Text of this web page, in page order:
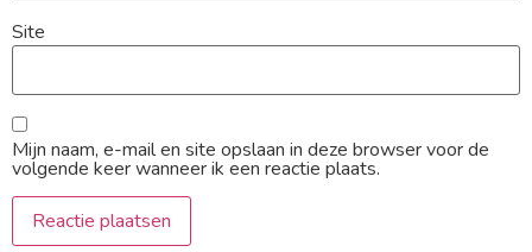
Site
Mijn naam, e-mail en site opslaan in deze browser voor de
volgende keer wanneer ik een reactie plaats.